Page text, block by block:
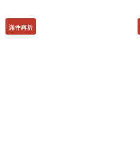
滿件再折